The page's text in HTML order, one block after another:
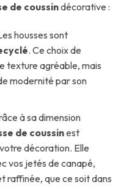
de coussindécorative :
housses sont
. Ce choix de
texture agréable, mais
modernité par son
à sa dimension
de coussinest
décoration. Elle
vos jetés de canapé,
raffinée, que ce soit dans